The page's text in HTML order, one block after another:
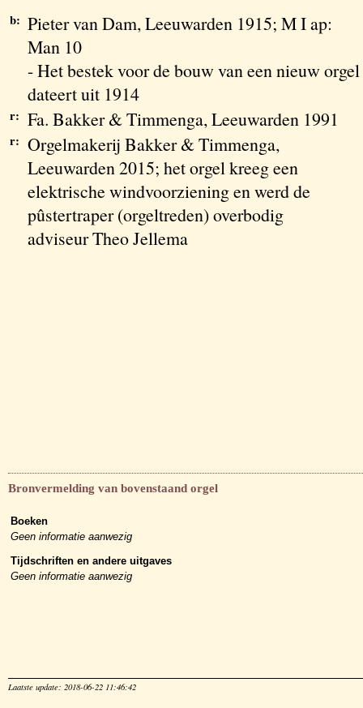
b: Pieter van Dam, Leeuwarden 1915; M I ap:
Man 10
- Het bestek voor de bouw van een nieuw orgel
dateert uit 1914
r: Fa. Bakker & Timmenga, Leeuwarden 1991
r: Orgelmakerij Bakker & Timmenga,
Leeuwarden 2015; het orgel kreeg een
elektrische windvoorziening en werd de
pûstertraper (orgeltreden) overbodig
adviseur Theo Jellema
Bronvermelding van bovenstaand orgel
Boeken
Geen informatie aanwezig
Tijdschriften en andere uitgaves
Geen informatie aanwezig
Laatste update: 2018-06-22 11:46:42